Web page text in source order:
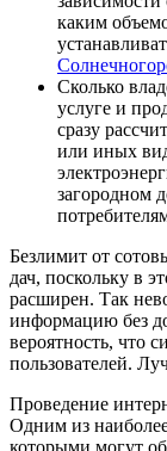
каким
Сколько
услуге и
сразу
или иных
загородном
Безлимит от
дач, поскольку в
расширен. Так
информацию без
вероятность, что
пользователей.
Проведение
Одним из
которыми могут